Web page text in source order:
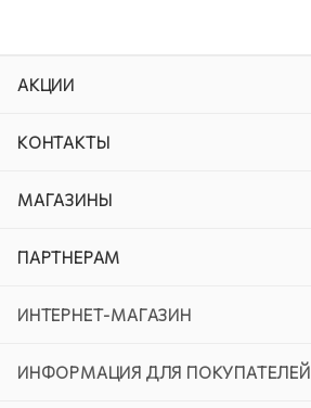
АКЦИИ
КОНТАКТЫ
МАГАЗИНЫ
ПАРТНЕРАМ
ИНТЕРНЕТ-МАГАЗИН
ИНФОРМАЦИЯ ДЛЯ ПОКУПАТЕЛЕЙ